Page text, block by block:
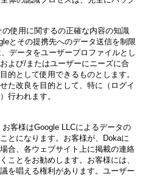
使用に関するの正確な内容の知識
とその提携先へのデータ送信を制限
データをユーザープロファイルとし
よび/またはユーザーにニーズに合
的として使用できるものとします。
た改良を目的として、特に（ログイ
行われます。
客様はGoogle LLCによるデータの
とになります。お客様が、Dokaに
合、各ウェブサイト上に掲載の連絡
ことをお勧めします。お客様には、
を唱える権利があります。ユーザー